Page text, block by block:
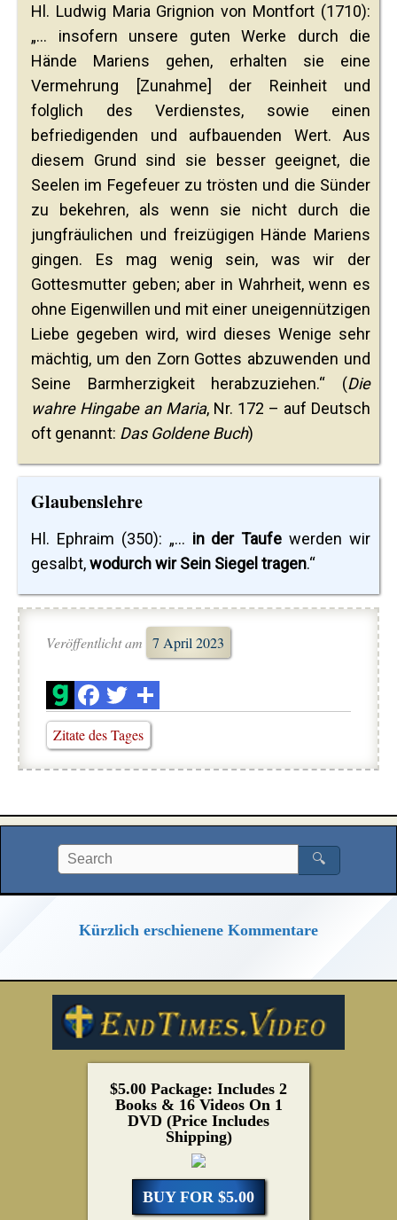
Hl. Ludwig Maria Grignion von Montfort (1710):
„... insofern unsere guten Werke durch die
Hände Mariens gehen, erhalten sie eine
Vermehrung [Zunahme] der Reinheit und
folglich des Verdienstes, sowie einen
befriedigenden und aufbauenden Wert. Aus
diesem Grund sind sie besser geeignet, die
Seelen im Fegefeuer zu trösten und die Sünder
zu bekehren, als wenn sie nicht durch die
jungfräulichen und freizügigen Hände Mariens
gingen. Es mag wenig sein, was wir der
Gottesmutter geben; aber in Wahrheit, wenn es
ohne Eigenwillen und mit einer uneigennützigen
Liebe gegeben wird, wird dieses Wenige sehr
mächtig, um den Zorn Gottes abzuwenden und
Seine Barmherzigkeit herabzuziehen.“ (Die
wahre Hingabe an Maria, Nr. 172 – auf Deutsch
oft genannt: Das Goldene Buch)
Glaubenslehre
Hl. Ephraim (350): „... in der Taufewerden wir
gesalbt,wodurch wir Sein Siegel tragen.“
Veröffentlicht am 7 April 2023
Zitate des Tages
🔍
Kürzlich erschienene Kommentare
$5.00 Package: Includes 2
Books & 16 Videos On 1
DVD (Price Includes
Shipping)
BUY FOR $5.00